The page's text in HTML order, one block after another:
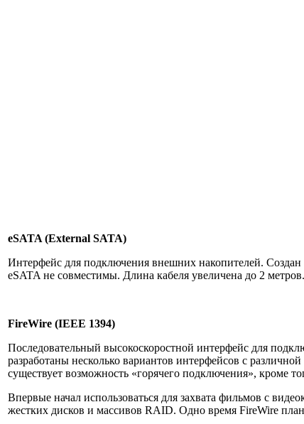
eSATA (External SATA)
Интерфейс для подключения внешних накопителей.
eSATA не совместимы. Длина кабеля увеличена до 2
FireWire (IEEE 1394)
Последовательный высокоскоростной интерфейс для
разработаны несколько вариантов интерфейсов с
существует возможность «горячего подключения», кроме
Впервые начал использоваться для захвата фильмов с
жестких дисков и массивов RAID. Одно время FireWire